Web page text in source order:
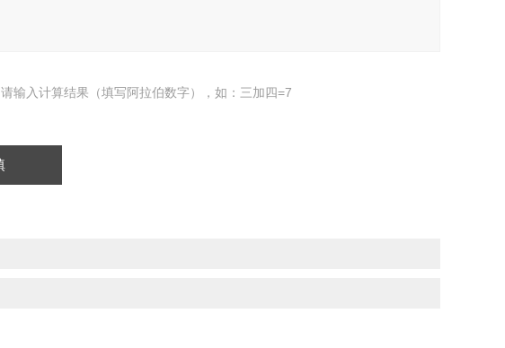
请输入计算结果（填写阿拉伯数字），如：三加四=7